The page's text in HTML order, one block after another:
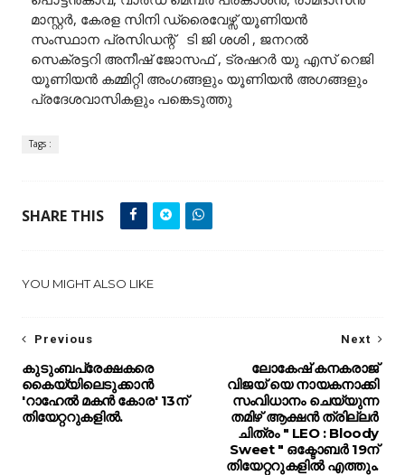
മാസ്റ്റർ, കേരള സിനി ഡ്രൈവേഴ്സ് യൂണിയൻ
സംസ്ഥാന പ്രസിഡന്റ് ടി ജി ശശി , ജനറൽ
സെക്രട്ടറി അനീഷ് ജോസഫ് , ട്രഷറർ യു എസ് റെജി
യൂണിയൻ കമ്മിറ്റി അംഗങ്ങളും യൂണിയൻ അഗങ്ങളും
പ്രദേശവാസികളും പങ്കെടുത്തു
Tags :
SHARE THIS
YOU MIGHT ALSO LIKE
Next
ലോകേഷ് കനകരാജ്
വിജയ് യെ നായകനാക്കി
സംവിധാനം ചെയ്യുന്ന
തമിഴ് ആക്ഷൻ ത്രില്ലർ
ചിത്രം " LEO : Bloody
Sweet " ഒക്ടോബർ 19ന്
തിയേറ്ററുകളിൽ എത്തും.
Previous
കുടുംബപ്രേക്ഷകരെ
കൈയ്യിലെടുക്കാന്‍
'റാഹേല്‍ മകന്‍ കോര' 13ന്
തിയേറ്ററുകളില്‍.